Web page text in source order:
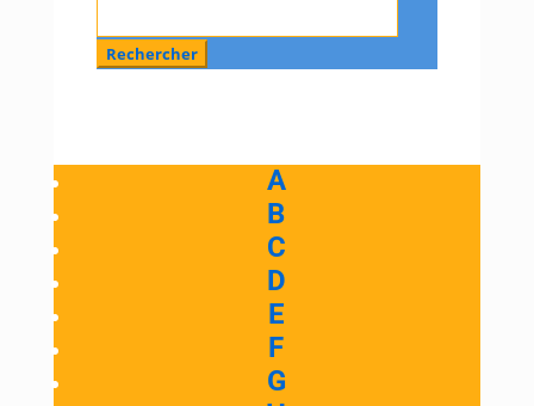
A
B
C
D
E
F
G